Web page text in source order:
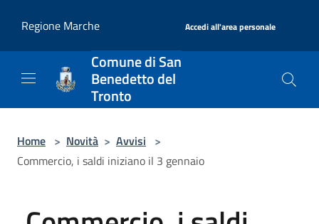
Regione Marche
Accedi all'area personale
Comune di San
Benedetto del
Tronto
Home > Novità > Avvisi >
Commercio, i saldi iniziano il 3 gennaio